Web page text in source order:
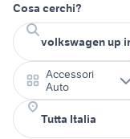
Cosa cerchi?
Accessori
Auto